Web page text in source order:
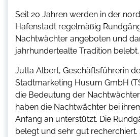
Seit 20 Jahren werden in der
Hafenstadt regelmäßig
Nachtwächter angeboten und
jahrhundertealte Tradition belebt.
Jutta Albert, Geschäftsführerin
Stadtmarketing Husum GmbH
die Bedeutung der Nachtwächter
haben die Nachtwächter bei
Anfang an unterstützt. Die
belegt und sehr gut recherchiert.